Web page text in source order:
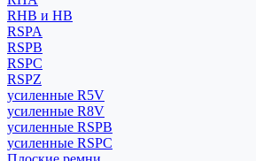
RHB и HB
RSPA
RSPB
RSPC
RSPZ
усиленные R5V
усиленные R8V
усиленные RSPB
усиленные RSPC